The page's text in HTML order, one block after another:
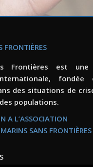
FRONTIÈRES
Frontières est une
des situations de
populations.
A L’ASSOCIATION
SANS FRONTIÈRES